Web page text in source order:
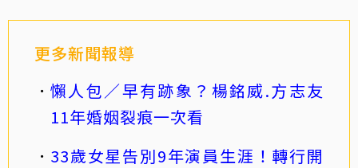
更多新聞報導
懶人包／早有跡象？楊銘威.方志友
11年婚姻裂痕一次看
33歲女星告別9年演員生涯！轉行開